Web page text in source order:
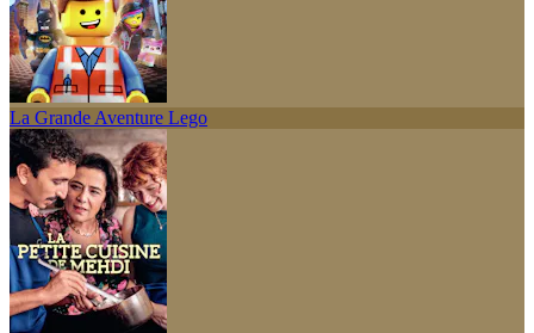
La Grande Aventure Lego